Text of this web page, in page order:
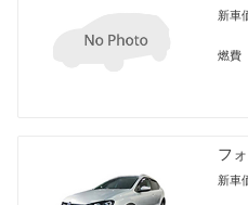
新車
燃費
フ
新車